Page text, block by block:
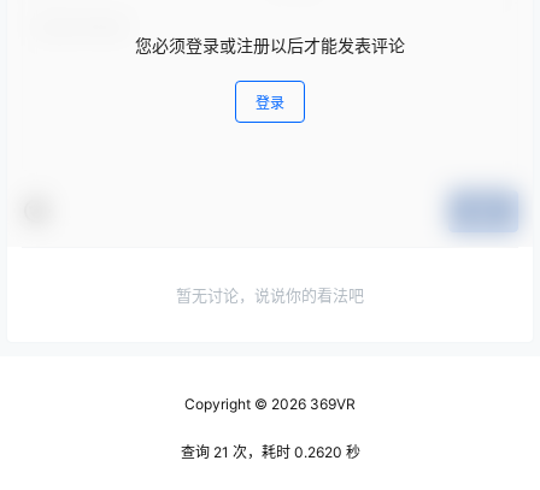
您必须登录或注册以后才能发表评论
登录
暂无讨论，说说你的看法吧
Copyright © 2026 369VR
查询 21 次，耗时 0.2620 秒